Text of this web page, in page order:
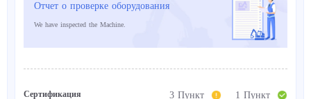
Отчет о проверке оборудования
We have inspected the Machine.
Сертификация
1 Пункт
3 Пункт